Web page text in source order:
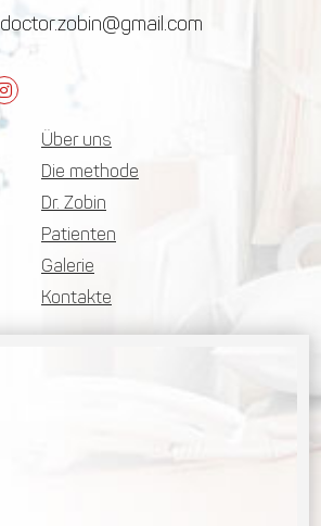
doctor.zobin@gmail.com
Über uns
Die methode
Dr. Zobin
Patienten
Galerie
Kontakte